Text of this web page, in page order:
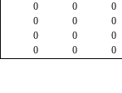
0 0
0
0 0
0
0 0
0
0 0 0